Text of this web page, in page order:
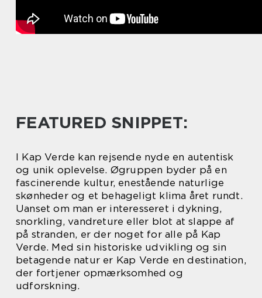
FEATURED SNIPPET:
I Kap Verde kan rejsende nyde en autentisk
og unik oplevelse. Øgruppen byder på en
fascinerende kultur, enestående naturlige
skønheder og et behageligt klima året rundt.
Uanset om man er interesseret i dykning,
snorkling, vandreture eller blot at slappe af
på stranden, er der noget for alle på Kap
Verde. Med sin historiske udvikling og sin
betagende natur er Kap Verde en destination,
der fortjener opmærksomhed og
udforskning.